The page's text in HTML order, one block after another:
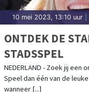
10 mei 2023, 13:10 uur
ONTDEK DE
STADSSPEL
NEDERLAND - Zoek jij
Speel dan één van de
wanneer [...]